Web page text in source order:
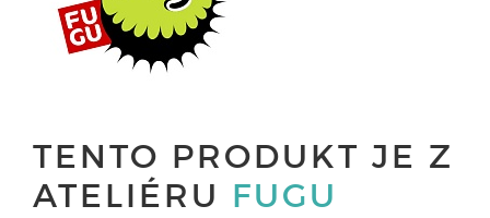
TENTO PRODUKT JE Z
ATELIÉRU FUGU